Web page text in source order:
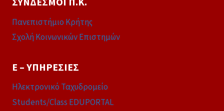
Πανεπιστήμιο Κρήτης
Σχολή Κοινωνικών Επιστημών
E – ΥΠΗΡΕΣΊΕΣ
Ηλεκτρονικό Ταχυδρομείο
Students/Class EDUPORTAL